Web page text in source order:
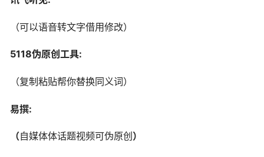
（可以语音转文字借用修改）
5118伪原创工具:
（复制粘贴帮你替换同义词）
易撰:
（自媒体体话题视频可伪原创 ）